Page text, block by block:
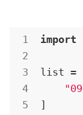
import
list =
]